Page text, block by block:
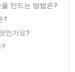
만드는 방법은?
?
인가요?